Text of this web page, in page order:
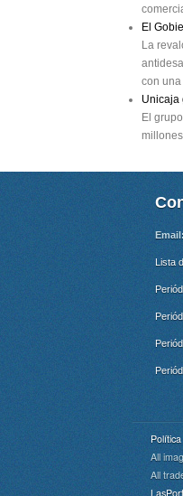
El
La
con
Unicaja
El
Email:
Lista
All
All